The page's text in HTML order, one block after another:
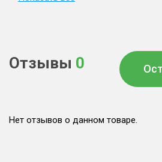
Отзывы 0
Нет отзывов о данном товаре.